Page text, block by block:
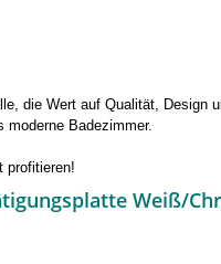
die Wert auf Qualität, Design
Badezimmer.
profitieren!
Weiß/